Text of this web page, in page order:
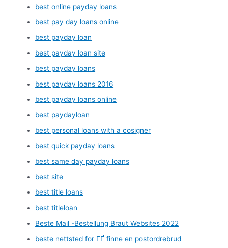
best online payday loans
best pay day loans online
best payday loan
best payday loan site
best payday loans
best payday loans 2016
best payday loans online
best paydayloan
best personal loans with a cosigner
best quick payday loans
best same day payday loans
best site
best title loans
best titleloan
Beste Mail -Bestellung Braut Websites 2022
beste nettsted for ГҐ finne en postordrebrud